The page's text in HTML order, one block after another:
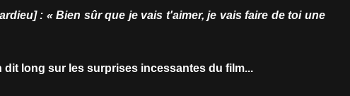
: « Bien sûr que je vais t'aimer, je vais faire de toi une
dit long sur les surprises incessantes du film...